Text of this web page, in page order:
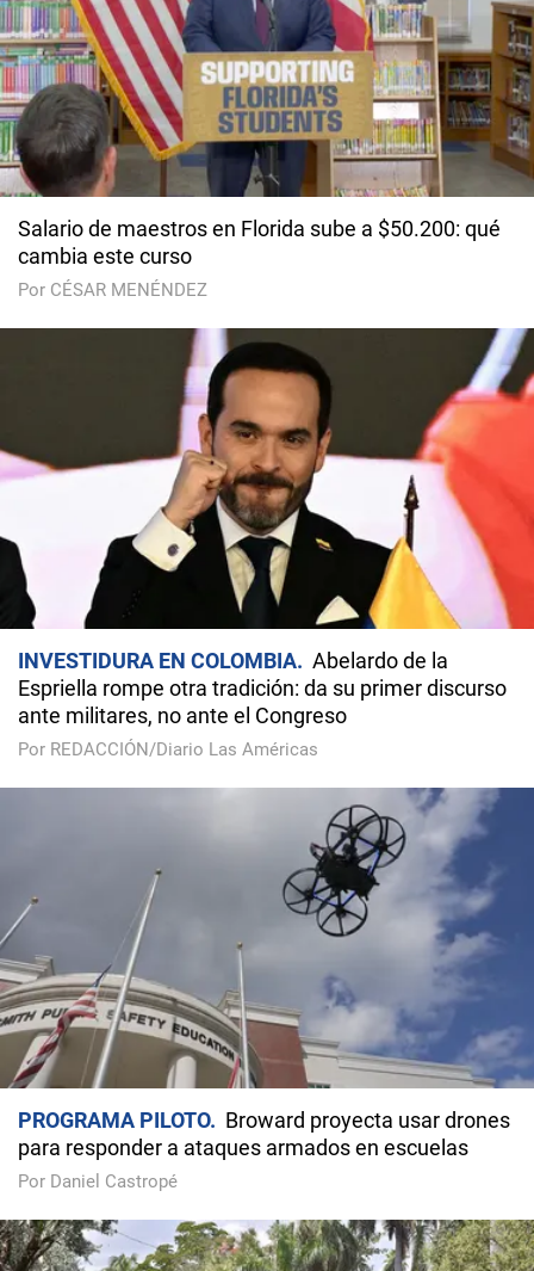
Salario de maestros en Florida sube a $50.200: qué
cambia este curso
Por CÉSAR MENÉNDEZ
INVESTIDURA EN COLOMBIA
Abelardo de la
Espriella rompe otra tradición: da su primer discurso
ante militares, no ante el Congreso
Por REDACCIÓN/Diario Las Américas
PROGRAMA PILOTO
Broward proyecta usar drones
para responder a ataques armados en escuelas
Por Daniel Castropé